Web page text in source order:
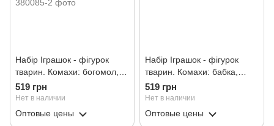
Набір Іграшок - фігурок
тварин. Комахи: богомол,
джміль, сороконіжка,
мураха, склокрилий
метелик, довгоносик
519 грн
Нет в наличии
Оптовые цены
Набір Іграшок - фігурок
тварин. Комахи: бабка,
коник, сонечко, павук,
гусінь, тигровий метелик
519 грн
Нет в наличии
Оптовые цены